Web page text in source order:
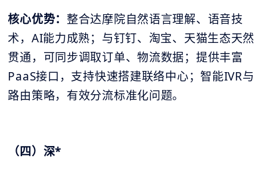
核心优势：整合达摩院自然语言理解、语音技
术，AI能力成熟；与钉钉、淘宝、天猫生态天然
贯通，可同步调取订单、物流数据；提供丰富
PaaS接口，支持快速搭建联络中心；智能IVR与
路由策略，有效分流标准化问题。
（四）深*